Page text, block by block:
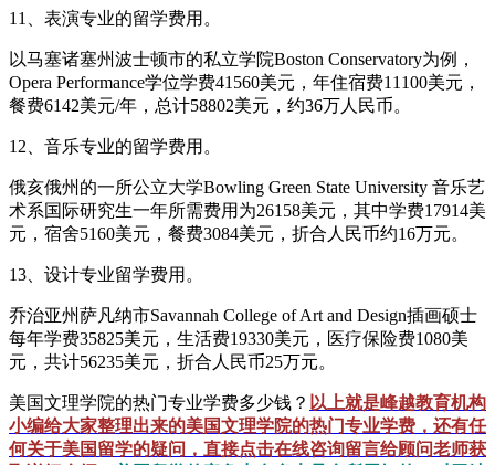
11、表演专业的留学费用。
以马塞诸塞州波士顿市的私立学院Boston Conservatory为例，
Opera Performance学位学费41560美元，年住宿费11100美元，
餐费6142美元/年，总计58802美元，约36万人民币。
12、音乐专业的留学费用。
俄亥俄州的一所公立大学Bowling Green State University 音乐艺
术系国际研究生一年所需费用为26158美元，其中学费17914美
元，宿舍5160美元，餐费3084美元，折合人民币约16万元。
13、设计专业留学费用。
乔治亚州萨凡纳市Savannah College of Art and Design插画硕士
每年学费35825美元，生活费19330美元，医疗保险费1080美
元，共计56235美元，折合人民币25万元。
美国文理学院的热门专业学费多少钱？ 以上就是峰越教育机构
小编给大家整理出来的美国文理学院的热门专业学费，还有任
何关于美国留学的疑问，直接点击在线咨询留言给顾问老师获